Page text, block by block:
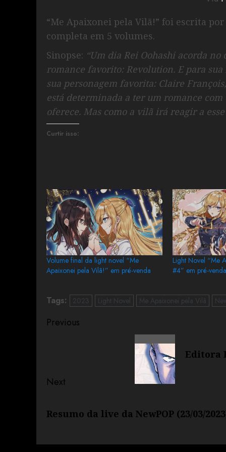
“Me Apaixonei pela Vilã!” foi escrita
completa em 5 volumes.
Sinopse: “Um dia Rei Oohashi acorda
romance favorito: Revolution. E para
sua personagem favorita: Claire
está determinada a ter um romance
oferece. Mas como a vilã irá reagir a
Curtir isso:
Volume final da light novel “Me
Apaixonei pela Vilã!” em pré-venda
Light Novel “Me
#4” em pré-venda
Tags: 2023 Light Novel Me Apaixonei pela Vilã
Previous
Editora
Next
Resumo da live da NewPOP (23/03/